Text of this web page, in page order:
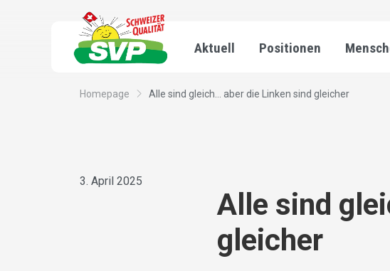
Aktuell Positionen
Homepage Alle sind gleich… aber die Linken sind gleicher
3. April 2025
Alle sind
gleicher